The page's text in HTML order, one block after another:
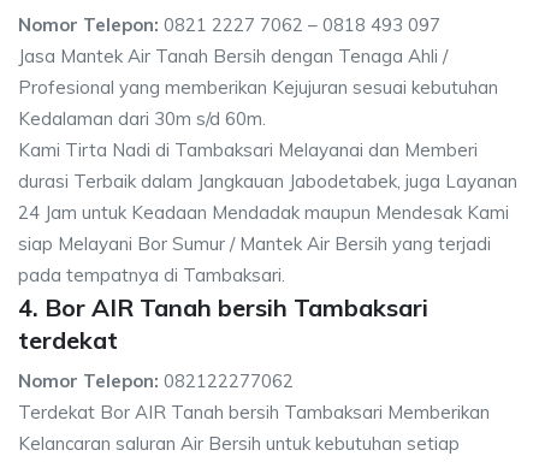
Nomor Telepon: 0821 2227 7062 – 0818 493 097
Jasa Mantek Air Tanah Bersih dengan Tenaga Ahli /
Profesional yang memberikan Kejujuran sesuai kebutuhan
Kedalaman dari 30m s/d 60m.
Kami Tirta Nadi di Tambaksari Melayanai dan Memberi
durasi Terbaik dalam Jangkauan Jabodetabek, juga Layanan
24 Jam untuk Keadaan Mendadak maupun Mendesak Kami
siap Melayani Bor Sumur / Mantek Air Bersih yang terjadi
pada tempatnya di Tambaksari.
4. Bor AIR Tanah bersih Tambaksari
terdekat
Nomor Telepon: 082122277062
Terdekat Bor AIR Tanah bersih Tambaksari Memberikan
Kelancaran saluran Air Bersih untuk kebutuhan setiap